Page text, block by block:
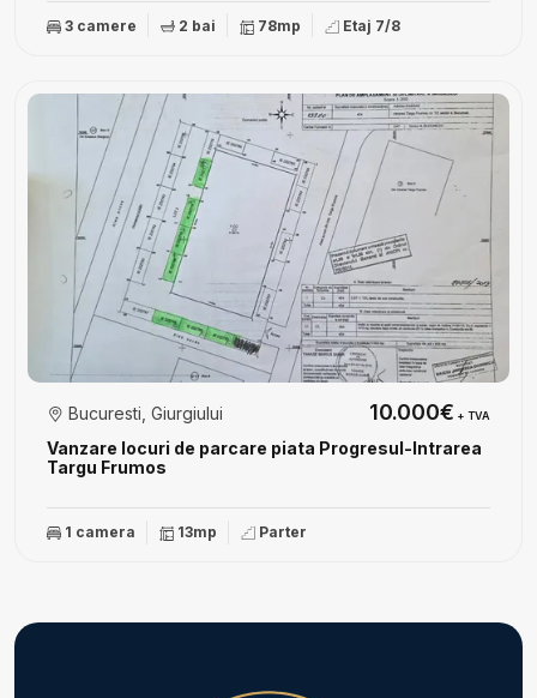
3 camere 2 bai 78mp Etaj 7/8
Vanzare locuri de parcare piata Progresul-Intrarea
Targu Frumos
Bucuresti, Giurgiului 10.000€ + TVA
1 camera 13mp Parter